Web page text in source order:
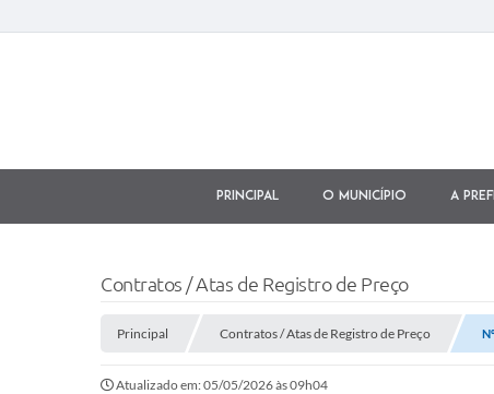
Principal O município A
Contratos / Atas de Registro de Preço
Principal Contratos / Atas de Registro de Preço
Atualizado em: 05/05/2026 às 09h04